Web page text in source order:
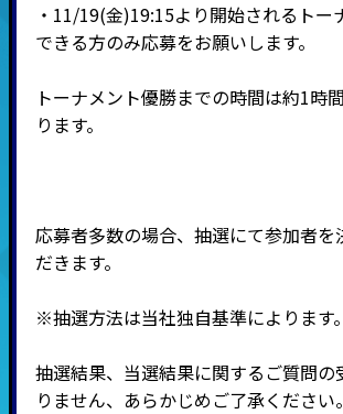
・11/19(金)19:15より開始されるトー
できる方のみ応募をお願いします。
トーナメント優勝までの時間は約1時
ります。
応募者多数の場合、抽選にて参加者を
だきます。
※抽選方法は当社独自基準によります。
抽選結果、当選結果に関するご質問の
りません、あらかじめご了承ください。